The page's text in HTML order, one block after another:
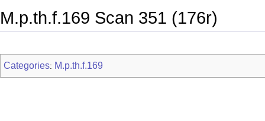
M.p.th.f.169 Scan 351 (176r)
Categories: M.p.th.f.169